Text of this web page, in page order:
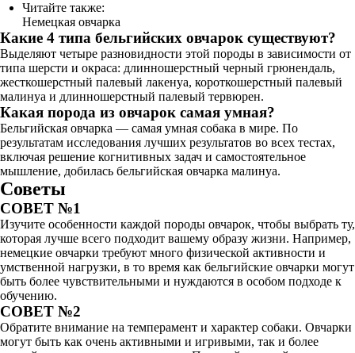
Читайте также:
Немецкая овчарка
Какие 4 типа бельгийских овчарок существуют?
Выделяют четыре разновидности этой породы в зависимости от
типа шерсти и окраса: длинношерстный черный грюнендаль,
жесткошерстный палевый лакенуа, короткошерстный палевый
малинуа и длинношерстный палевый тервюрен.
Какая порода из овчарок самая умная?
Бельгийская овчарка — самая умная собака в мире. По
результатам исследования лучших результатов во всех тестах,
включая решение когнитивных задач и самостоятельное
мышление, добилась бельгийская овчарка малинуа.
Советы
СОВЕТ №1
Изучите особенности каждой породы овчарок, чтобы выбрать ту,
которая лучше всего подходит вашему образу жизни. Например,
немецкие овчарки требуют много физической активности и
умственной нагрузки, в то время как бельгийские овчарки могут
быть более чувствительными и нуждаются в особом подходе к
обучению.
СОВЕТ №2
Обратите внимание на темперамент и характер собаки. Овчарки
могут быть как очень активными и игривыми, так и более